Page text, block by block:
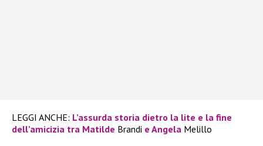
LEGGI ANCHE: L’assurda storia dietro la lite e la fine
dell’amicizia tra Matilde Brandi e Angela Melillo